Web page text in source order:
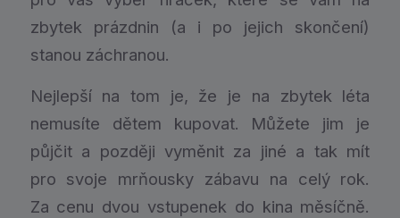
zbytek prázdnin (a i po jejich skončení)
stanou záchranou.
Nejlepší na tom je, že je na zbytek léta
nemusíte dětem kupovat. Můžete jim je
půjčit a později vyměnit za jiné a tak mít
pro svoje mrňousky zábavu na celý rok.
Za cenu dvou vstupenek do kina měsíčně.